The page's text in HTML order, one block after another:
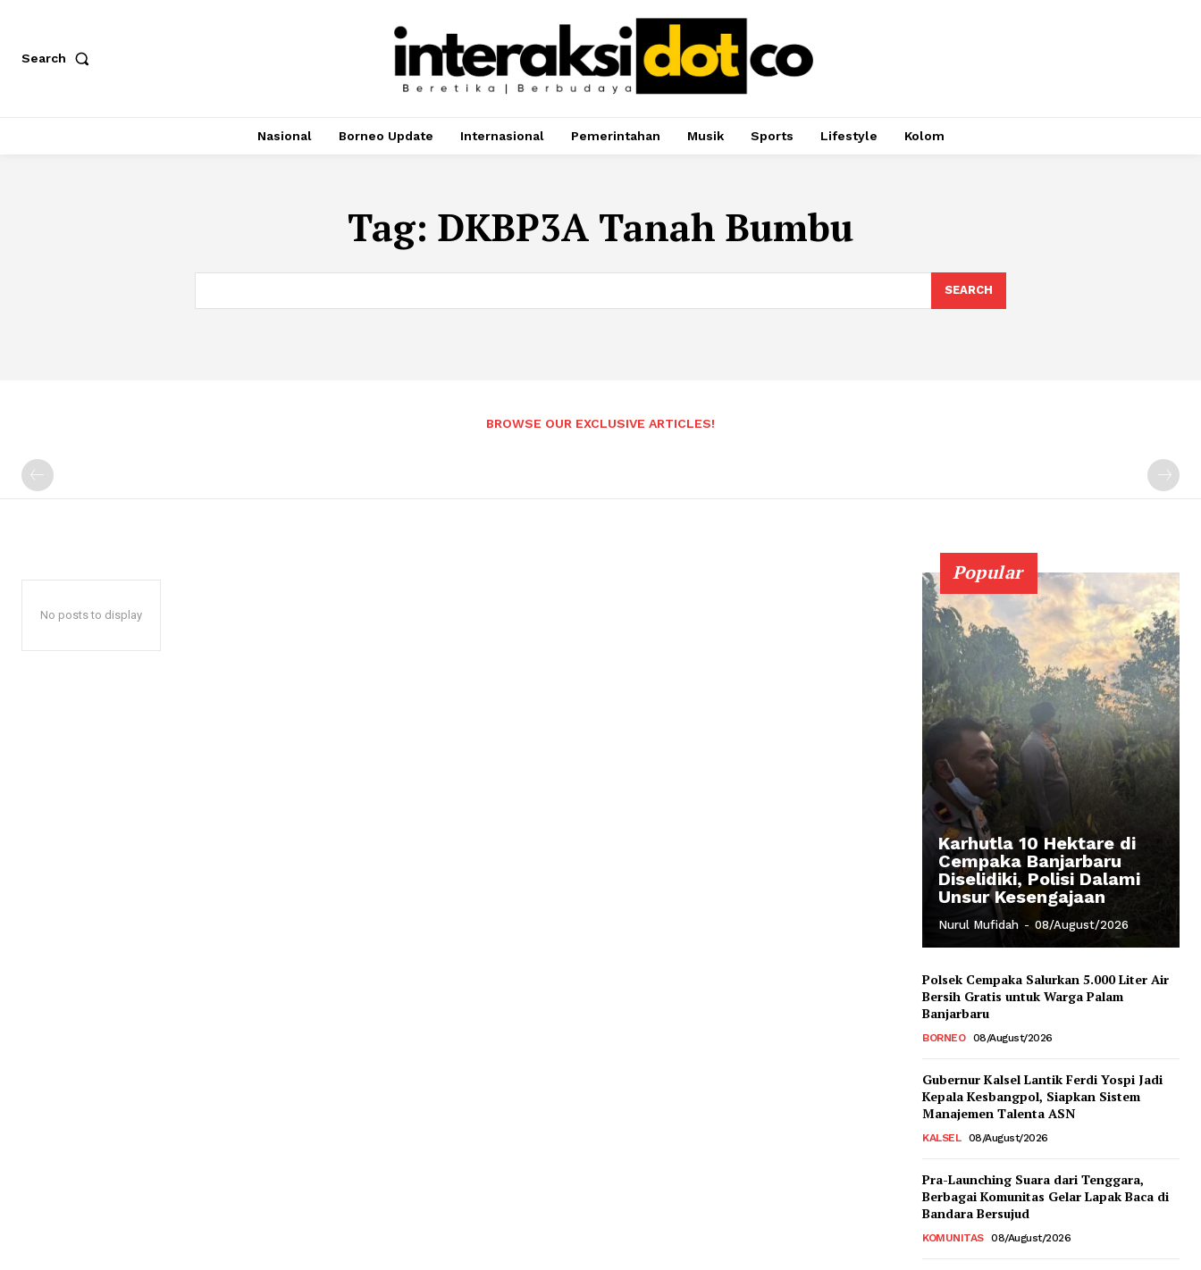
Search
Nasional Borneo Update Internasional Pemerintahan Musik Sports Lifestyle Kolom
Tag: DKBP3A Tanah Bumbu
SEARCH
BROWSE OUR EXCLUSIVE ARTICLES!
No posts to display
Popular
Karhutla 10 Hektare di
Cempaka Banjarbaru
Diselidiki, Polisi Dalami
Unsur Kesengajaan
Nurul Mufidah - 08/August/2026
Polsek Cempaka Salurkan 5.000 Liter Air
Bersih Gratis untuk Warga Palam
Banjarbaru
BORNEO 08/August/2026
Gubernur Kalsel Lantik Ferdi Yospi Jadi
Kepala Kesbangpol, Siapkan Sistem
Manajemen Talenta ASN
KALSEL 08/August/2026
Pra-Launching Suara dari Tenggara,
Berbagai Komunitas Gelar Lapak Baca di
Bandara Bersujud
KOMUNITAS 08/August/2026